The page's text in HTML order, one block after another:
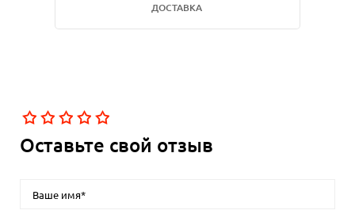
ДОСТАВКА
Оставьте свой отзыв